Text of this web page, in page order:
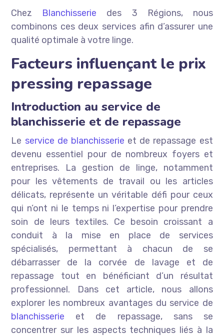
Chez Blanchisserie des 3 Régions, nous
combinons ces deux services afin d’assurer une
qualité optimale à votre linge.
Facteurs influençant le prix
pressing repassage
Introduction au service de
blanchisserie et de repassage
Le service de blanchisserie et de repassage est
devenu essentiel pour de nombreux foyers et
entreprises. La gestion de linge, notamment
pour les vêtements de travail ou les articles
délicats, représente un véritable défi pour ceux
qui n’ont ni le temps ni l’expertise pour prendre
soin de leurs textiles. Ce besoin croissant a
conduit à la mise en place de services
spécialisés, permettant à chacun de se
débarrasser de la corvée de lavage et de
repassage tout en bénéficiant d’un résultat
professionnel. Dans cet article, nous allons
explorer les nombreux avantages du service de
blanchisserie et de repassage, sans se
concentrer sur les aspects techniques liés à la